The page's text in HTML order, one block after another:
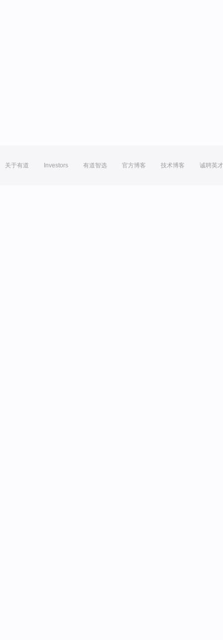
关于有道 Investors 有道智选 官方博客 技术博客 诚聘英才